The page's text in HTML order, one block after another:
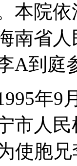
本院
南省
A到庭
年9
市人
使胞